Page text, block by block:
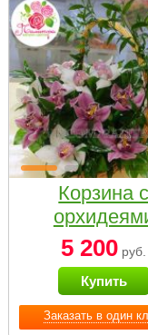
Заказать в один
Корзина с
малая
5 200 руб.
Купить